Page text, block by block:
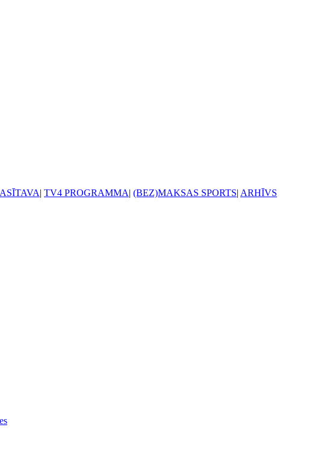
| TV4 PROGRAMMA| (BEZ)MAKSAS SPORTS| ARHĪVS